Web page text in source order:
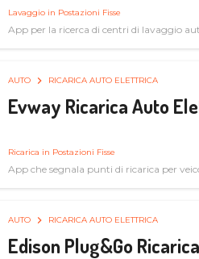
Lavaggio in Postazioni Fisse
App per la ricerca di centri di lavaggio
AUTO RICARICA AUTO ELETTRICA
Evway Ricarica Auto
Ricarica in Postazioni Fisse
App che segnala punti di ricarica per
AUTO RICARICA AUTO ELETTRICA
Edison Plug&Go